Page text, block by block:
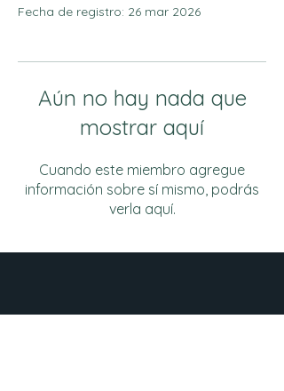
Fecha de registro: 26 mar 2026
Aún no hay nada que
mostrar aquí
Cuando este miembro agregue
información sobre sí mismo, podrás
verla aquí.